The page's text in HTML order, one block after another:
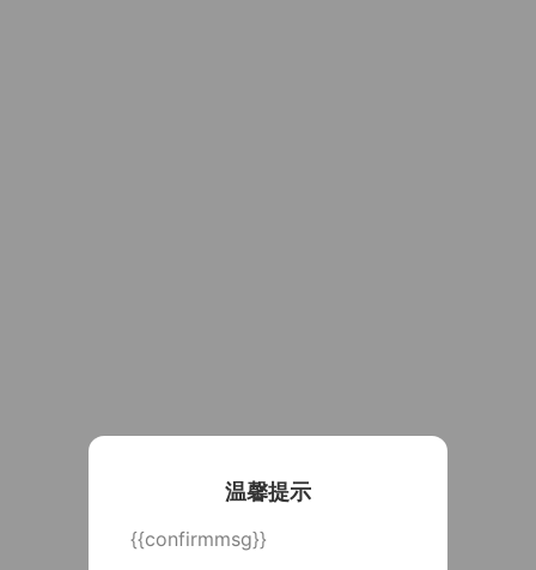
温馨提示
{{confirmmsg}}